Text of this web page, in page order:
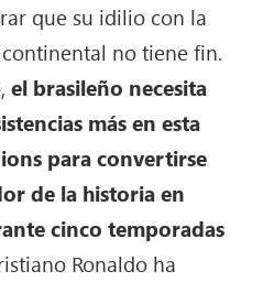
que su idilio con la
no tiene fin.
el brasileño necesita
más en esta
para convertirse
de la historia en
cinco temporadas
Ronaldo ha